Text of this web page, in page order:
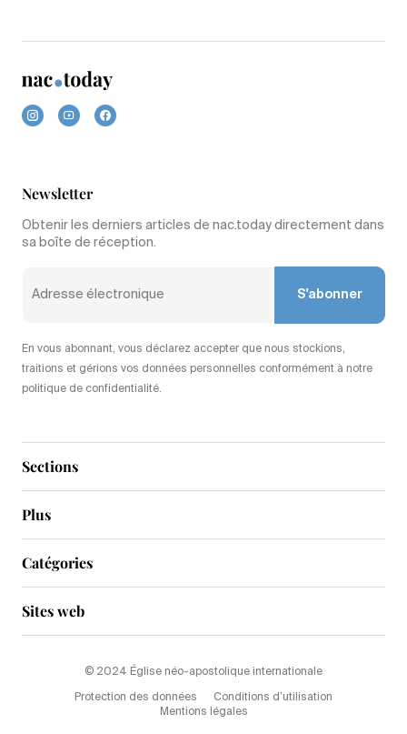
Sections
Plus
Newsletter
Obtenir les derniers articles de nac.today directement dans
sa boîte de réception.
S'abonner
En vous abonnant, vous déclarez accepter que nous stockions,
traitions et gérions vos données personnelles conformément à notre
politique de confidentialité.
Catégories
Sites web
© 2024 Église néo-apostolique internationale
Protection des données
Conditions d’utilisation
Mentions légales